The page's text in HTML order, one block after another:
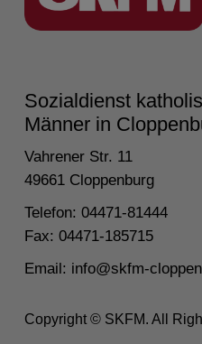
Sozialdienst
Männer in
Vahrener Str. 11
49661 Cloppenburg
Telefon: 04471-81444
Fax: 04471-185715
Email: info@skfm-
Copyright © SKFM. All